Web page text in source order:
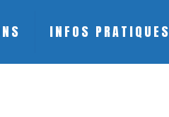
INFOS PRATIQUES